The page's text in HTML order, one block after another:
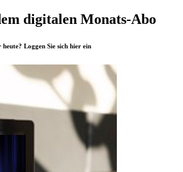
digitalen Monats-Abo
Loggen Sie sich hier ein